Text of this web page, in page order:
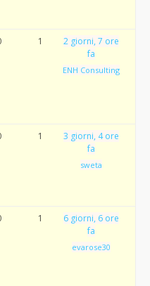
1
2 giorni, 7 ore
fa
ENH Consulting
1
3 giorni, 4 ore
fa
sweta
1
6 giorni, 6 ore
fa
evarose30